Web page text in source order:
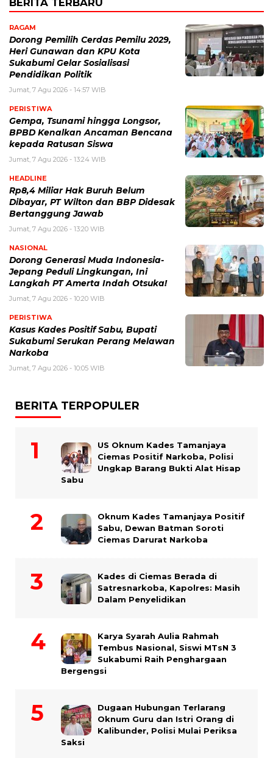
BERITA TERBARU
RAGAM
Dorong Pemilih Cerdas Pemilu 2029,
Heri Gunawan dan KPU Kota
Sukabumi Gelar Sosialisasi
Pendidikan Politik
Jumat, 7 Agu 2026 - 14:57 WIB
PERISTIWA
Gempa, Tsunami hingga Longsor,
BPBD Kenalkan Ancaman Bencana
kepada Ratusan Siswa
Jumat, 7 Agu 2026 - 13:24 WIB
HEADLINE
Rp8,4 Miliar Hak Buruh Belum
Dibayar, PT Wilton dan BBP Didesak
Bertanggung Jawab
Jumat, 7 Agu 2026 - 13:20 WIB
NASIONAL
Dorong Generasi Muda Indonesia-
Jepang Peduli Lingkungan, Ini
Langkah PT Amerta Indah Otsuka!
Jumat, 7 Agu 2026 - 10:20 WIB
PERISTIWA
Kasus Kades Positif Sabu, Bupati
Sukabumi Serukan Perang Melawan
Narkoba
Jumat, 7 Agu 2026 - 10:05 WIB
BERITA TERPOPULER
US Oknum Kades Tamanjaya
Ciemas Positif Narkoba, Polisi
Ungkap Barang Bukti Alat Hisap
Sabu
Oknum Kades Tamanjaya Positif
Sabu, Dewan Batman Soroti
Ciemas Darurat Narkoba
Kades di Ciemas Berada di
Satresnarkoba, Kapolres: Masih
Dalam Penyelidikan
Karya Syarah Aulia Rahmah
Tembus Nasional, Siswi MTsN 3
Sukabumi Raih Penghargaan
Bergengsi
Dugaan Hubungan Terlarang
Oknum Guru dan Istri Orang di
Kalibunder, Polisi Mulai Periksa
Saksi